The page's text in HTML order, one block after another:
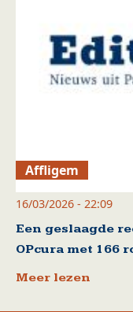
Affligem
16/03/2026 - 22:09
Een geslaagde
OPcura met 166
Meer lezen